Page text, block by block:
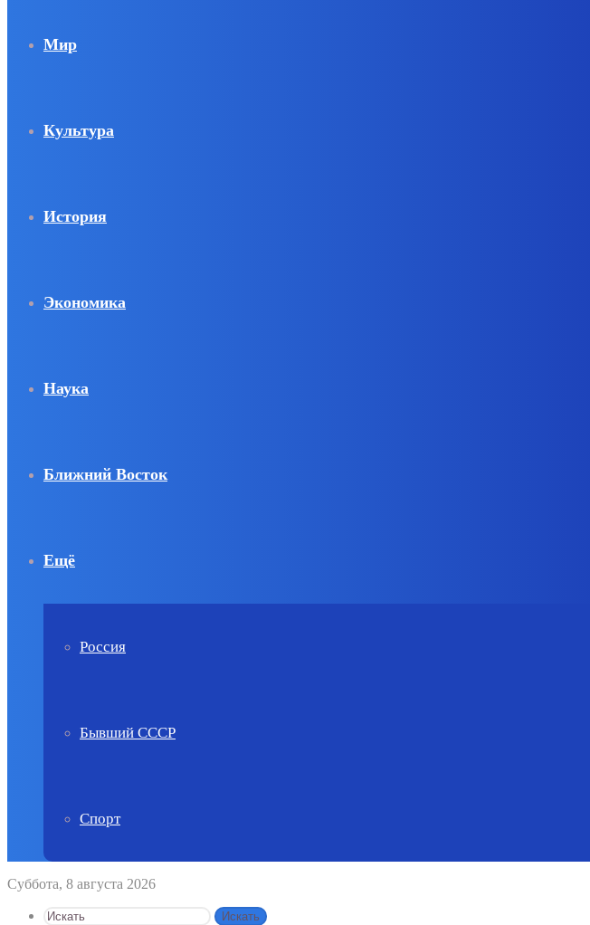
Мир
Культура
История
Экономика
Наука
Ближний Восток
Ещё
Россия
Бывший СССР
Спорт
Суббота, 8 августа 2026
Искать